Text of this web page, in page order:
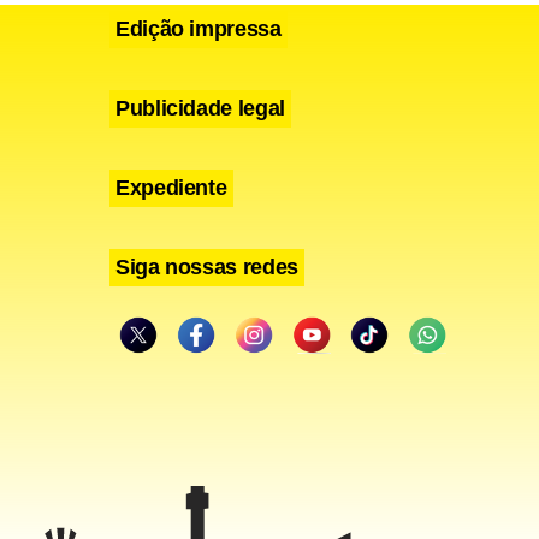
Alberto
os
Youssef
Edição impressa
Publicidade legal
Expediente
Siga nossas redes